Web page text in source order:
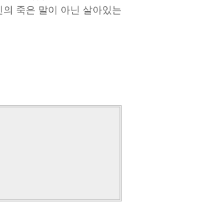
죽은 말이 아닌 살아있는